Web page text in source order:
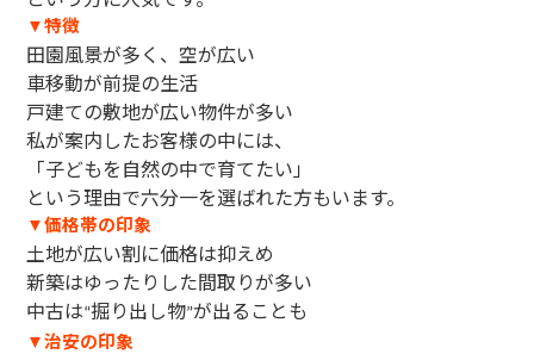
▼特徴
田園風景が多く、空が広い
車移動が前提の生活
戸建ての敷地が広い物件が多い
私が案内したお客様の中には、
「子どもを自然の中で育てたい」
という理由で六分一を選ばれた方もいます。
▼価格帯の印象
土地が広い割に価格は抑えめ
新築はゆったりした間取りが多い
中古は“掘り出し物”が出ることも
▼治安の印象